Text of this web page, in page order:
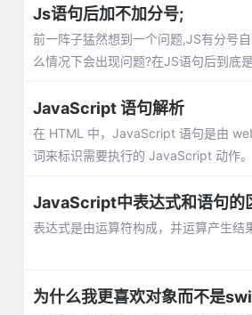
Js语句后加不加分号;
前一阵子猛然想到一个问题,JS有分号
么情况下会出现问题?在JS语句后到底
JavaScript 语句解析
在 HTML 中，JavaScript 语句是由
词来标识需要执行的 JavaScript 动作。
JavaScript中表达式和语句的
表达式是由运算符构成，并运算产生结
为什么我更喜欢对象而不是